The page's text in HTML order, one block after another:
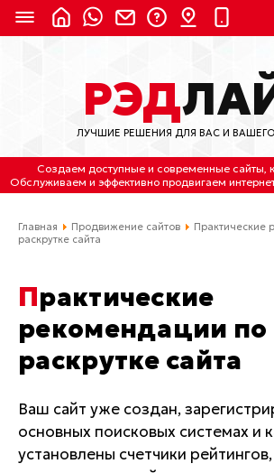
8 (800) 550-9899
Мск)
Бесплатно по России
(4212) 658-653
(4212) 637-673
Отдельный вход \ Левый
info@lred.ru
РЭД
ЛУЧШИЕ РЕШЕНИЯ ДЛЯ ВАС И
Создаем доступные и современные сайты,
Обслуживаем и эффективно продвигаем
Главная Продвижение сайтов
Практические
раскрутке сайта
Практические
рекомендации по
раскрутке сайта
Ваш сайт уже создан,
основных поисковых системах и
установлены счетчики